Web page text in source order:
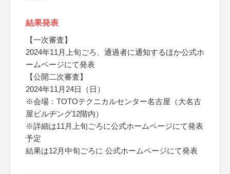
結果発表
【一次審査】
2024年11月上旬ごろ、通過者に通知するほか公式ホ
ームページにて発表
【公開二次審査】
2024年11月24日（日）
※会場：TOTOテクニカルセンター名古屋（大名古
屋ビルヂング12階内）
※詳細は11月上旬ごろに公式ホームページにて発表
予定
結果は12月中旬ごろに 公式ホームページにて発表